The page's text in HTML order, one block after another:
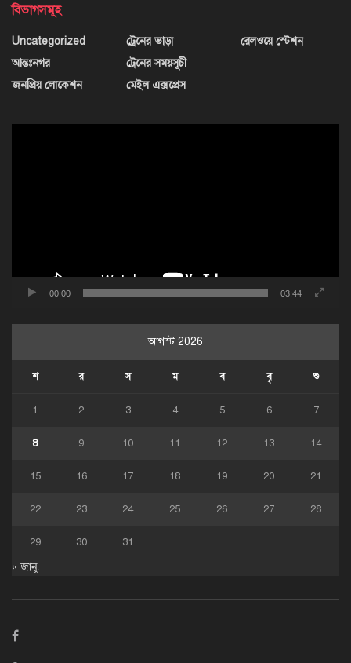
বিভাগসমূহ
Uncategorized
আন্তঃনগর
জনপ্রিয় লোকেশন
ট্রেনের ভাড়া
ট্রেনের সময়সূচী
মেইল এক্সপ্রেস
রেলওয়ে স্টেশন
00:00 03:44
আগস্ট 2026
শ র স ম ব বৃ শু
1 2 3 4 5 6 7
8 9 10 11 12 13 14
15 16 17 18 19 20 21
22 23 24 25 26 27 28
29 30 31
« জানু.